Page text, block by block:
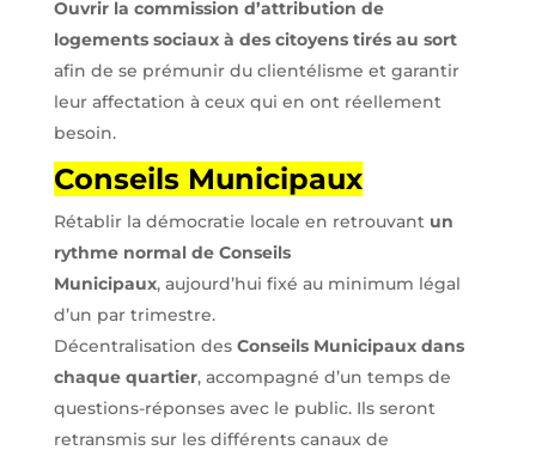
Ouvrir la commission d’attribution de
logements sociaux à des citoyens tirés au sort
afin de se prémunir du clientélisme et garantir
leur affectation à ceux qui en ont réellement
besoin.
Conseils Municipaux
Rétablir la démocratie locale en retrouvant un
rythme normal de Conseils
Municipaux, aujourd’hui fixé au minimum légal
d’un par trimestre.
Décentralisation des Conseils Municipaux dans
chaque quartier, accompagné d’un temps de
questions-réponses avec le public. Ils seront
retransmis sur les différents canaux de